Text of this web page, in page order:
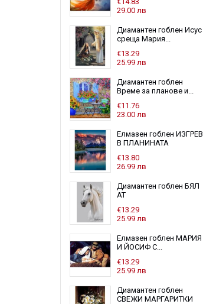
29.00 лв
Диамантен гоблен Исус
среща Мария...
€13.29
25.99 лв
Диамантен гоблен
Време за планове и...
€11.76
23.00 лв
Елмазен гоблен ИЗГРЕВ
В ПЛАНИНАТА
€13.80
26.99 лв
Диамантен гоблен БЯЛ
АТ
€13.29
25.99 лв
Елмазен гоблен МАРИЯ
И ЙОСИФ С...
€13.29
25.99 лв
Диамантен гоблен
СВЕЖИ МАРГАРИТКИ